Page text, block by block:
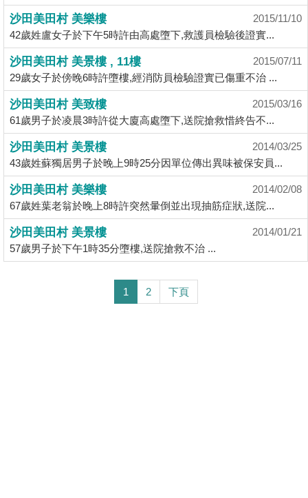
們
沙田美田村 美樂樓
2015/11/10
42歲姓盧女子於下午5時許由高處墮下,救護員檢驗後證實...
沙田美田村 美景樓 , 11樓
2015/07/11
29歲女子於傍晚6時許墮樓,經消防員檢驗證實已傷重不治 ...
沙田美田村 美致樓
2015/03/16
61歲男子於凌晨3時許從大廈高處墮下,送院搶救惜終告不...
沙田美田村 美景樓
2014/03/25
43歲姓蘇獨居男子於晚上9時25分因單位傳出異味被保安員...
沙田美田村 美樂樓
2014/02/08
67歲姓葉老翁於晚上8時許突然暈倒並出現抽筋症狀,送院...
沙田美田村 美景樓
2014/01/21
57歲男子於下午1時35分墮樓,送院搶救不治 ...
1 2 下頁